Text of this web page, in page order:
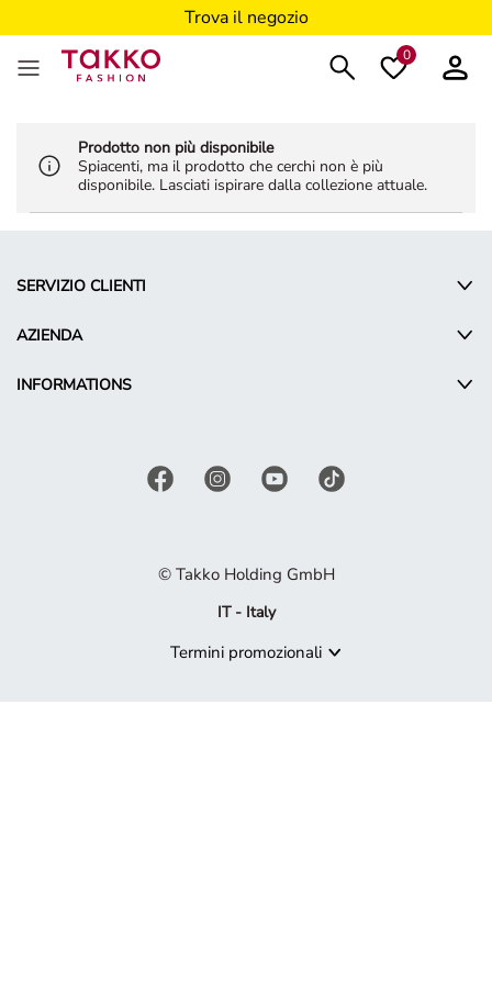
Trova il negozio
0
Prodotto non più disponibile
Spiacenti, ma il prodotto che cerchi non è più
disponibile. Lasciati ispirare dalla collezione attuale.
SERVIZIO CLIENTI
AZIENDA
INFORMATIONS
© Takko Holding GmbH
IT - Italy
Termini promozionali